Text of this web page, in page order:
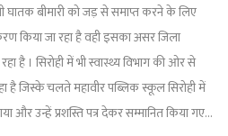
बीमारी को जड़ से समाप्त करने के लिए
किया जा रहा है वही इसका असर जिला
है । सिरोही में भी स्वास्थ्य विभाग की ओर से
है जिस्के चलते महावीर पब्लिक स्कूल सिरोही में
और उन्हें प्रशस्ति पत्र देकर सम्मानित किया गए...